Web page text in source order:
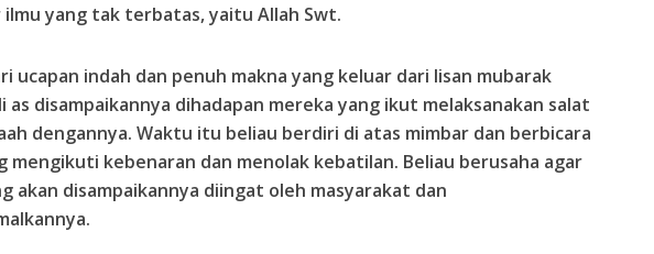
ilmu yang tak terbatas, yaitu Allah Swt.
ucapan indah dan penuh makna yang keluar dari lisan mubarak
as disampaikannya dihadapan mereka yang ikut melaksanakan salat
dengannya. Waktu itu beliau berdiri di atas mimbar dan berbicara
mengikuti kebenaran dan menolak kebatilan. Beliau berusaha agar
akan disampaikannya diingat oleh masyarakat dan